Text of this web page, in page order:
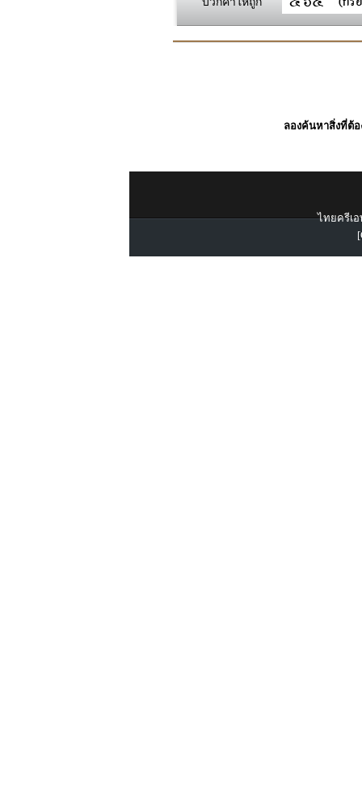
ลองค้นหาสิ่งที่ต้อ
ไทยครีเอ
[